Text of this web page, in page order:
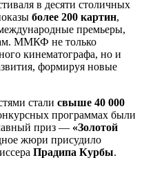
в десяти столичных
более 200 картин,
премьеры,
ММКФ не только
кинематографа, но и
формируя новые
стали свыше 40 000
программах были
приз — «Золотой
жюри присудило
Прадипа Курбы.